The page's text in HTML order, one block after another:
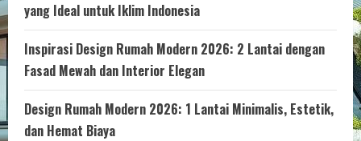
yang Ideal untuk Iklim Indonesia
Inspirasi Design Rumah Modern 2026: 2 Lantai dengan
Fasad Mewah dan Interior Elegan
Design Rumah Modern 2026: 1 Lantai Minimalis, Estetik,
dan Hemat Biaya